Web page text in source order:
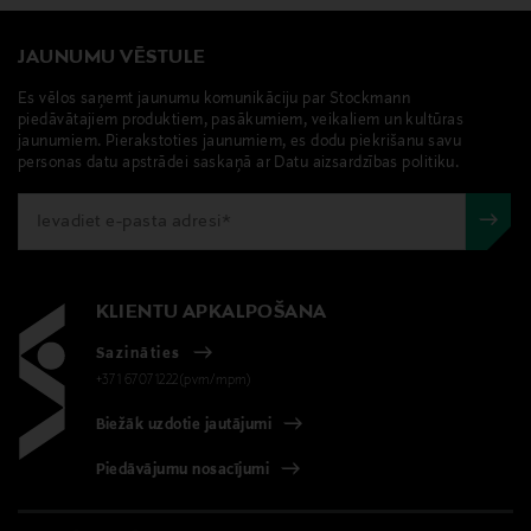
JAUNUMU VĒSTULE
Es vēlos saņemt jaunumu komunikāciju par Stockmann
piedāvātajiem produktiem, pasākumiem, veikaliem un kultūras
jaunumiem. Pierakstoties jaunumiem, es dodu piekrišanu savu
personas datu apstrādei saskaņā ar Datu aizsardzības politiku.
KLIENTU APKALPOŠANA
Sazināties
+371 67071222(pvm/mpm)
Biežāk uzdotie jautājumi
Piedāvājumu nosacījumi